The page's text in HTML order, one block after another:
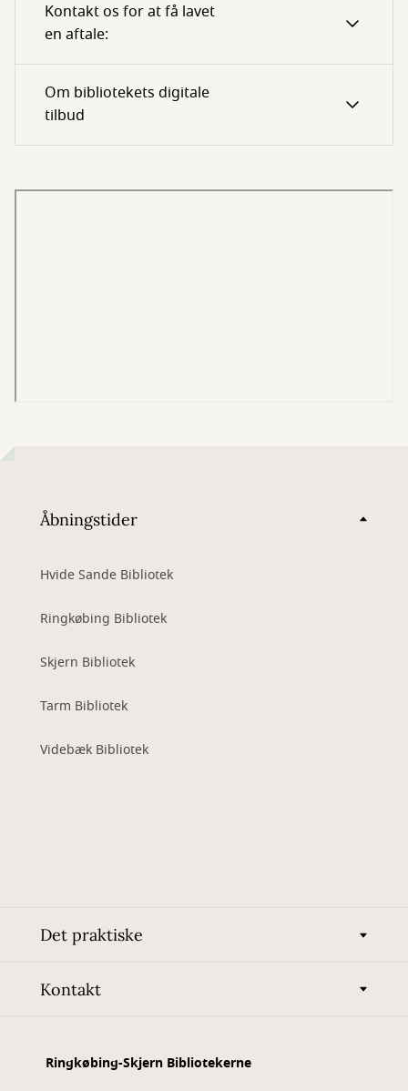
Kontakt os for at få lavet
en aftale:
Om bibliotekets digitale
tilbud
Åbningstider
Hvide Sande Bibliotek
Ringkøbing Bibliotek
Skjern Bibliotek
Tarm Bibliotek
Videbæk Bibliotek
Det praktiske
Kontakt
Ringkøbing-Skjern Bibliotekerne